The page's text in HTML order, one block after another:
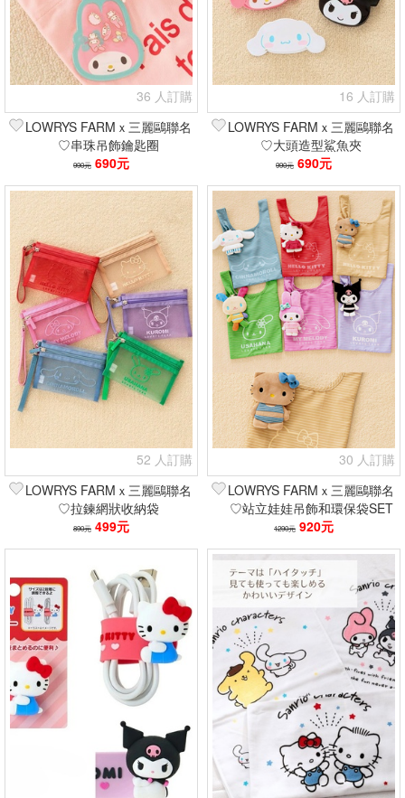
36 人訂購
LOWRYS FARMｘ三麗鷗聯名
♡串珠吊飾鑰匙圈
990元 690元
16 人訂購
LOWRYS FARMｘ三麗鷗聯名
♡大頭造型鯊魚夾
990元 690元
52 人訂購
LOWRYS FARMｘ三麗鷗聯名
♡拉鍊網狀收納袋
890元 499元
30 人訂購
LOWRYS FARMｘ三麗鷗聯名
♡站立娃娃吊飾和環保袋SET
1290元 920元